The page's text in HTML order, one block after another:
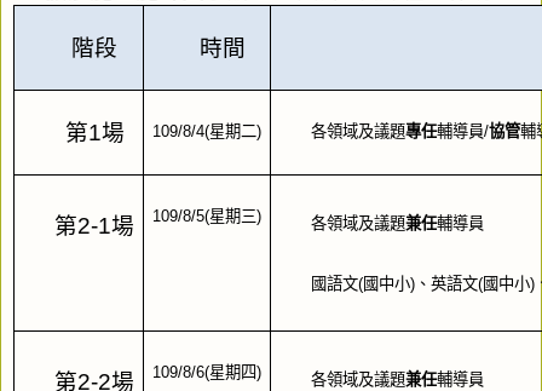
階段 時間
第1場 109/8/4(星期二) 各領域及議題專任輔導員/協管輔
第2-1場 109/8/5(星期三) 各領域及議題兼任輔導員
國語文(國中小)、英語文(國中小
第2-2場 109/8/6(星期四) 各領域及議題兼任輔導員